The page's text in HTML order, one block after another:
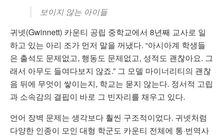
보이지 않는 아이들
귀넷(Gwinnett) 카운티 공립 중학교에서 8년째 교사로 일
하고 있는 아리 조가 먼저 말을 꺼냈다. “아시아계 학생들
은 출석도 문제없고, 행동도 문제없고, 성적도 괜찮아요. 그
래서 아무도 들여다보지 않죠.” 그 모델 마이너리티의 괜찮
음 뒤에 무엇이 쌓이는지, 학교는 묻지 않는다. 정서적 고립
과 소속감의 결핍이 바로 그 빈자리를 채우고 있다.
언어 장벽 문제는 생각보다 훨씬 구조적이었다. 귀넷처럼
다양한 인종이 모인 대형 학군도 카운티 전체에 통·번역사